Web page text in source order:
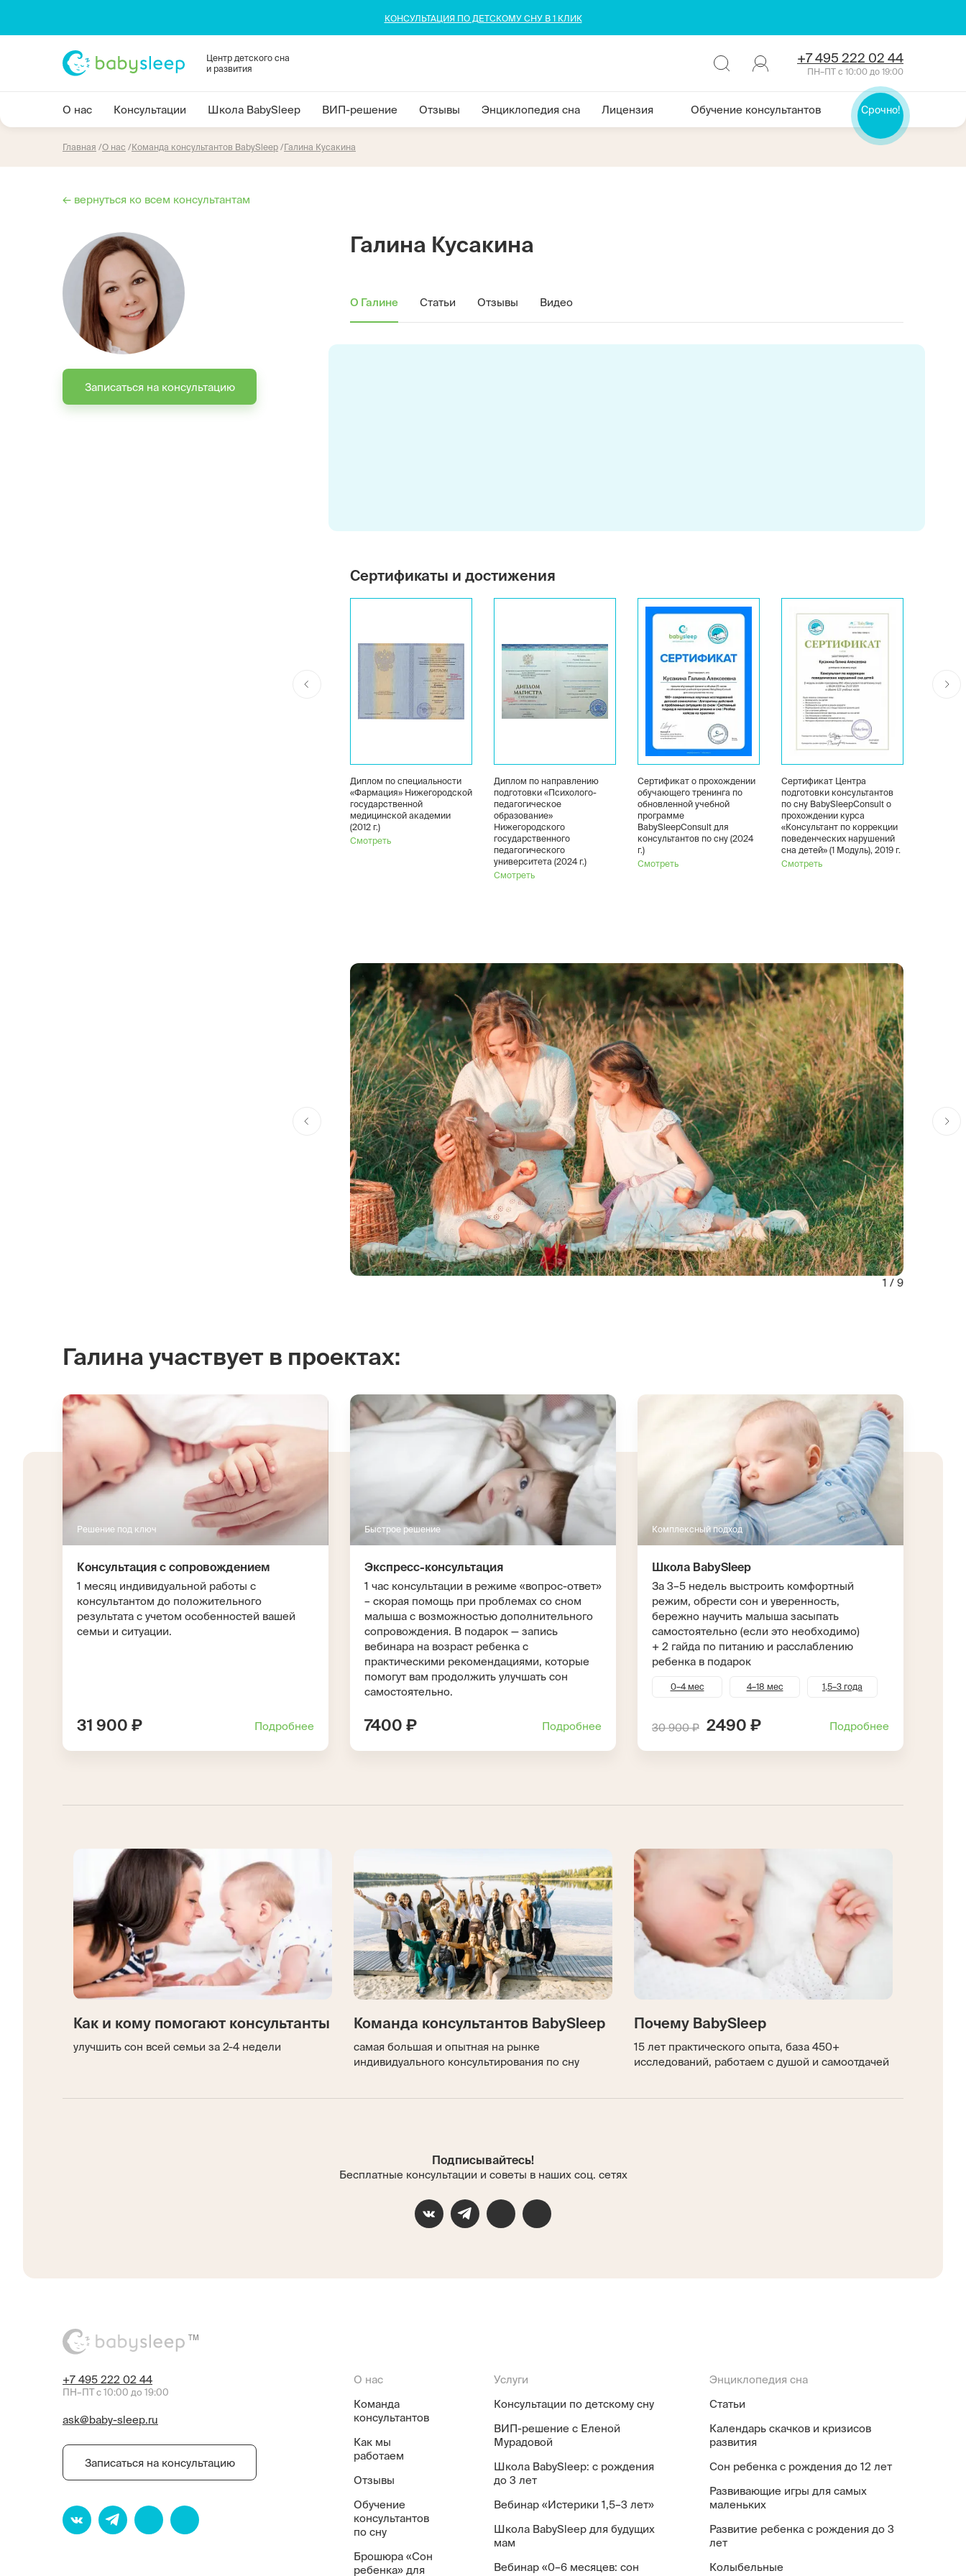
КОНСУЛЬТАЦИЯ ПО ДЕТСКОМУ СНУ В 1 КЛИК
Центр детского сна
и развития
+7 495 222 02 44
ПН–ПТ с 10:00 до 19:00
О нас Консультации Школа BabySleep ВИП-решение Отзывы Энциклопедия сна Лицензия Обучение консультантов Срочно!
Главная О нас Команда консультантов BabySleep Галина Кусакина
← вернуться ко всем консультантам
Записаться на консультацию
Галина Кусакина
О Галине Статьи Отзывы Видео
Сертификаты и достижения
Диплом по специальности
«Фармация» Нижегородской
государственной
медицинской академии
(2012 г.)
Смотреть
Диплом по направлению
подготовки «Психолого-
педагогическое
образование»
Нижегородского
государственного
педагогического
университета (2024 г.)
Смотреть
Сертификат о прохождении
обучающего тренинга по
обновленной учебной
программе
BabySleepConsult для
консультантов по сну (2024
г.)
Смотреть
Сертификат Центра
подготовки консультантов
по сну BabySleepConsult о
прохождении курса
«Консультант по коррекции
поведенческих нарушений
сна детей» (1 Модуль), 2019 г.
Смотреть
1 / 9
Галина участвует в проектах:
Решение под ключ
Консультация с сопровождением
1 месяц индивидуальной работы с
консультантом до положительного
результата с учетом особенностей вашей
семьи и ситуации.
31 900 ₽ Подробнее
Быстрое решение
Экспресс-консультация
1 час консультации в режиме «вопрос-ответ»
– скорая помощь при проблемах со сном
малыша с возможностью дополнительного
сопровождения. В подарок — запись
вебинара на возраст ребенка с
практическими рекомендациями, которые
помогут вам продолжить улучшать сон
самостоятельно.
7400 ₽ Подробнее
Комплексный подход
Школа BabySleep
За 3–5 недель выстроить комфортный
режим, обрести сон и уверенность,
бережно научить малыша засыпать
самостоятельно (если это необходимо)
+ 2 гайда по питанию и расслаблению
ребенка в подарок
0–4 мес 4–18 мес 1,5–3 года
30 900 ₽ 2490 ₽ Подробнее
Как и кому помогают консультанты
улучшить сон всей семьи за 2-4 недели
Команда консультантов BabySleep
самая большая и опытная на рынке
индивидуального консультирования по сну
Почему BabySleep
15 лет практического опыта, база 450+
исследований, работаем с душой и самоотдачей
Подписывайтесь!
Бесплатные консультации и советы в наших соц. сетях
TM
+7 495 222 02 44
ПН–ПТ с 10:00 до 19:00
ask@baby-sleep.ru
Записаться на консультацию
О нас
Команда
консультантов
Как мы
работаем
Отзывы
Обучение
консультантов
по сну
Брошюра «Сон
ребенка» для
Услуги
Консультации по детскому сну
ВИП-решение с Еленой
Мурадовой
Школа BabySleep: с рождения
до 3 лет
Вебинар «Истерики 1,5–3 лет»
Школа BabySleep для будущих
мам
Вебинар «0–6 месяцев: сон
Энциклопедия сна
Статьи
Календарь скачков и кризисов
развития
Сон ребенка с рождения до 12 лет
Развивающие игры для самых
маленьких
Развитие ребенка с рождения до 3
лет
Колыбельные